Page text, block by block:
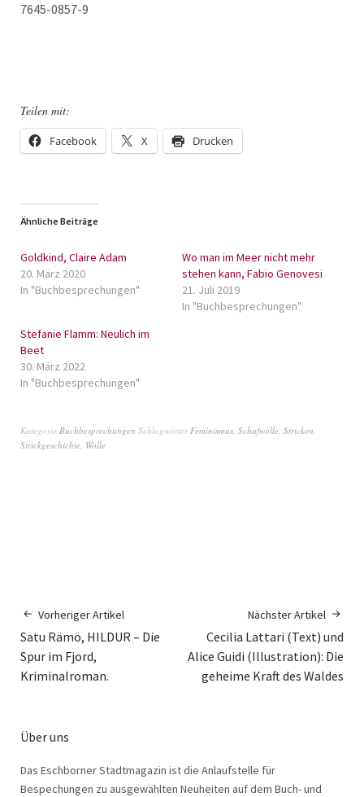
7645-0857-9
Teilen mit:
Facebook X Drucken
Ähnliche Beiträge
Goldkind, Claire Adam
20. März 2020
In "Buchbesprechungen"
Wo man im Meer nicht mehr
stehen kann, Fabio Genovesi
21. Juli 2019
In "Buchbesprechungen"
Stefanie Flamm: Neulich im
Beet
30. März 2022
In "Buchbesprechungen"
Kategorie Buchbesprechungen SchlagwörterFeminismus, Schafwolle, Stricken,
Strickgeschichte, Wolle
Vorheriger Artikel
Satu Rämö, HILDUR – Die
Spur im Fjord,
Kriminalroman.
Nächster Artikel
Cecilia Lattari (Text) und
Alice Guidi (Illustration): Die
geheime Kraft des Waldes
Über uns
Das Eschborner Stadtmagazin ist die Anlaufstelle für
Bespechungen zu ausgewählten Neuheiten auf dem Buch- und